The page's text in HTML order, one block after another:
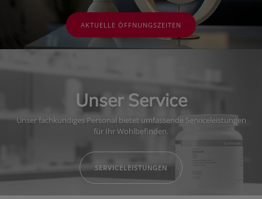
AKTUELLE ÖFFNUNGSZEITEN
Unser Service
Unser fachkundiges Personal bietet umfassende Serviceleistungen
für Ihr Wohlbefinden.
SERVICELEISTUNGEN